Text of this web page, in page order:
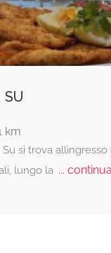
SU
km
Su si trova
lungo la ...